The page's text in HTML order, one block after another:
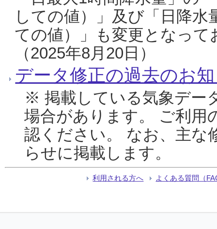
しての値）」及び「日降
ての値）」も変更となっ
（2025年8月20日）
データ修正の過去のお
※ 掲載している気象デー
場合があります。 ご利用
認ください。 なお、主な
らせに掲載します。
利用される方へ よくある質問（